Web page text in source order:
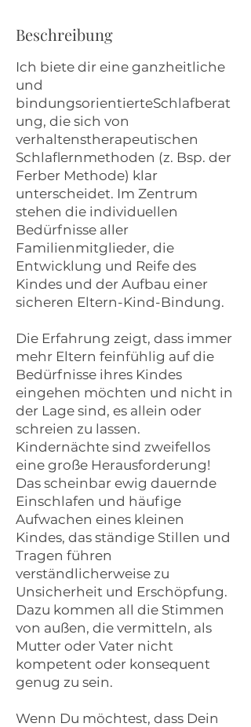
Beschreibung
Ich biete dir eine ganzheitliche
und
bindungsorientierteSchlafberat
ung, die sich von
verhaltenstherapeutischen
Schlaflernmethoden (z. Bsp. der
Ferber Methode) klar
unterscheidet. Im Zentrum
stehen die individuellen
Bedürfnisse aller
Familienmitglieder, die
Entwicklung und Reife des
Kindes und der Aufbau einer
sicheren Eltern-Kind-Bindung.
Die Erfahrung zeigt, dass immer
mehr Eltern feinfühlig auf die
Bedürfnisse ihres Kindes
eingehen möchten und nicht in
der Lage sind, es allein oder
schreien zu lassen.
Kindernächte sind zweifellos
eine große Herausforderung!
Das scheinbar ewig dauernde
Einschlafen und häufige
Aufwachen eines kleinen
Kindes, das ständige Stillen und
Tragen führen
verständlicherweise zu
Unsicherheit und Erschöpfung.
Dazu kommen all die Stimmen
von außen, die vermitteln, als
Mutter oder Vater nicht
kompetent oder konsequent
genug zu sein.
Wenn Du möchtest, dass Dein